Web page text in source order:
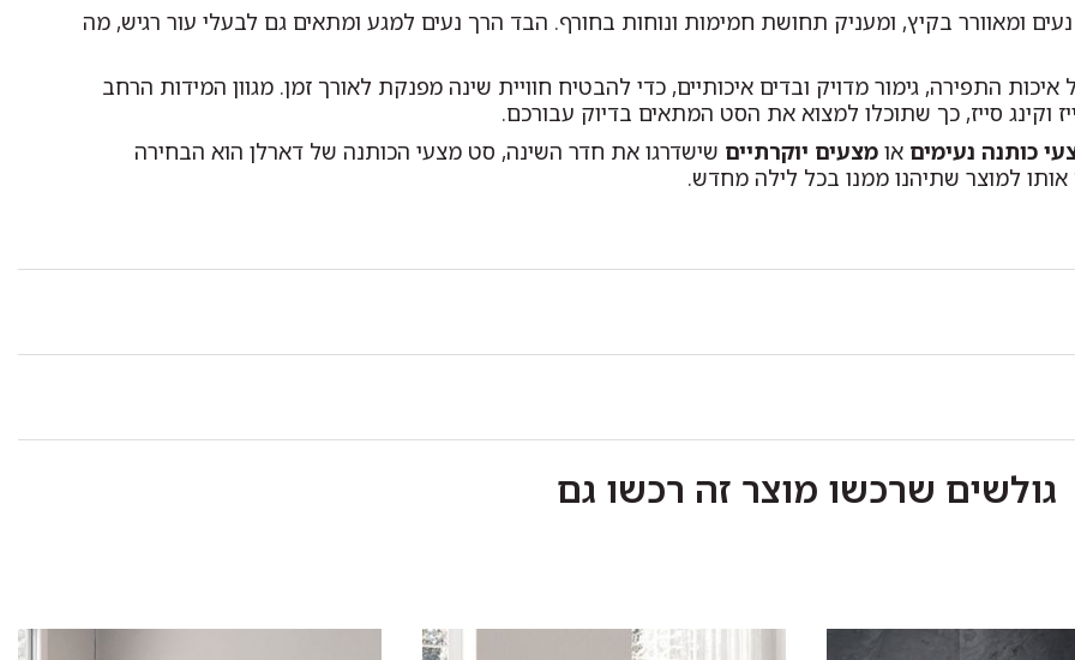
ומאוורר בקיץ, ומעניק תחושת חמימות ונוחות בחורף. הבד הרך נעים למגע ומתאים גם לבעלי עור רגיש, מה
התפירה, גימור מדויק ובדים איכותיים, כדי להבטיח חוויית שינה מפנקת לאורך זמן. מגוון המידות הרחב
וקינג סייז, כך שתוכלו למצוא את הסט המתאים בדיוק עבורכם.
כותנה נעימים או מצעים יוקרתיים שישדרגו את חדר השינה, סט מצעי הכותנה של דארלן הוא הבחירה
למוצר שתיהנו ממנו בכל לילה מחדש.
גולשים שרכשו מוצר זה רכשו גם